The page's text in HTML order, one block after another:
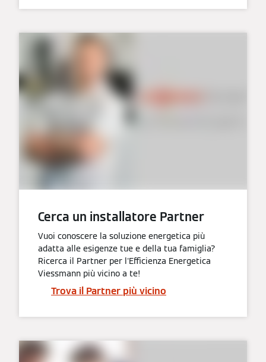
Cerca un installatore Partner
Vuoi conoscere la soluzione energetica più
adatta alle esigenze tue e della tua famiglia?
Ricerca il Partner per l'Efficienza Energetica
Viessmann più vicino a te!
Trova il Partner più vicino